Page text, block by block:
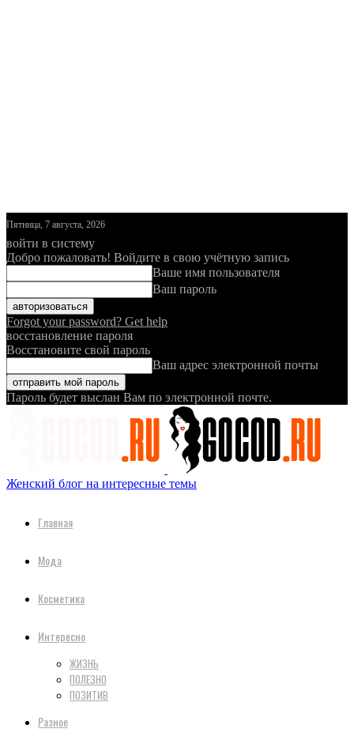
Пятница, 7 августа, 2026
войти в систему
Добро пожаловать! Войдите в свою учётную запись
Ваше имя пользователя
Ваш пароль
Forgot your password? Get help
восстановление пароля
Восстановите свой пароль
Ваш адрес электронной почты
Пароль будет выслан Вам по электронной почте.
Женский блог на интересные темы
Главная
Мода
Косметика
Интересно
ЖИЗНЬ
ПОЛЕЗНО
ПОЗИТИВ
Разное